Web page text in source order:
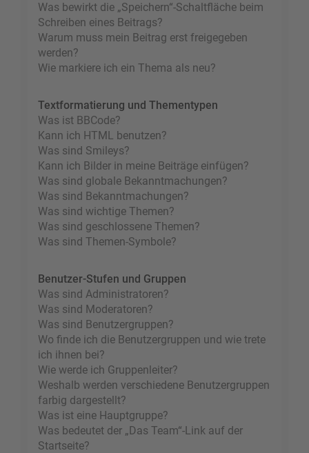
Was bewirkt die „Speichern“-Schaltfläche beim
Schreiben eines Beitrags?
Warum muss mein Beitrag erst freigegeben
werden?
Wie markiere ich ein Thema als neu?
Textformatierung und Thementypen
Was ist BBCode?
Kann ich HTML benutzen?
Was sind Smileys?
Kann ich Bilder in meine Beiträge einfügen?
Was sind globale Bekanntmachungen?
Was sind Bekanntmachungen?
Was sind wichtige Themen?
Was sind geschlossene Themen?
Was sind Themen-Symbole?
Benutzer-Stufen und Gruppen
Was sind Administratoren?
Was sind Moderatoren?
Was sind Benutzergruppen?
Wo finde ich die Benutzergruppen und wie trete
ich ihnen bei?
Wie werde ich Gruppenleiter?
Weshalb werden verschiedene Benutzergruppen
farbig dargestellt?
Was ist eine Hauptgruppe?
Was bedeutet der „Das Team“-Link auf der
Startseite?